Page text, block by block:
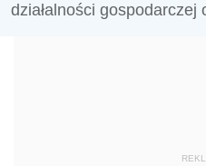
działalności